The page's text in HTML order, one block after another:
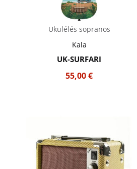
Ukulélés sopranos
Kala
UK-SURFARI
55,00€